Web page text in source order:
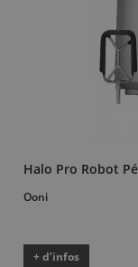
Halo Pro Robot
Ooni
+ d’infos